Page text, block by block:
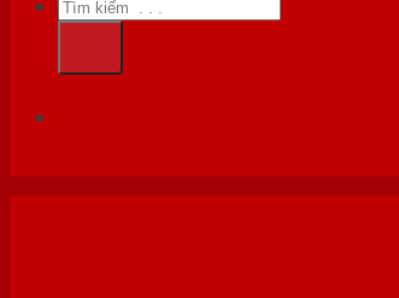
kiếm: